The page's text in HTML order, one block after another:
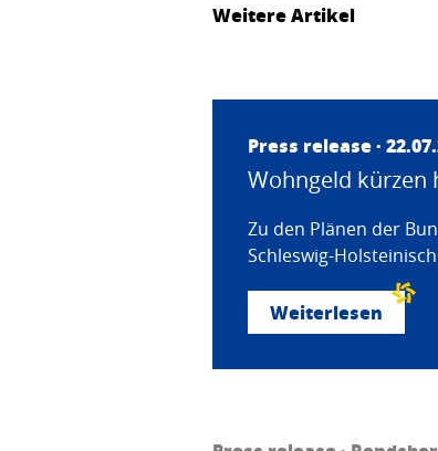
Weitere Artikel
Press release ·
Wohngeld kürzen
Zu den Plänen der
Schleswig-
Weiterlesen